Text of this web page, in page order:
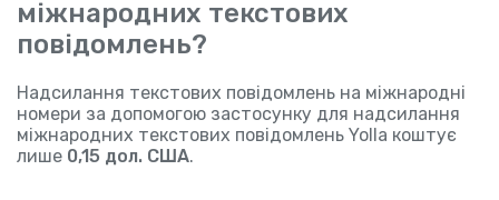
міжнародних текстових
повідомлень?
Надсилання текстових повідомлень на міжнародні
номери за допомогою застосунку для надсилання
міжнародних текстових повідомлень Yolla коштує
лише 0,15 дол. США.